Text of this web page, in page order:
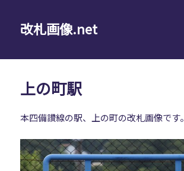
改札画像.net
上の町駅
本四備讃線の駅、上の町の改札画像です。